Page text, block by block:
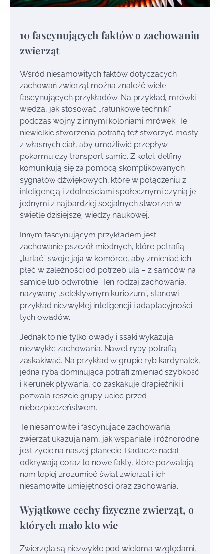
10 fascynujących faktów o zachowaniu
zwierząt
Wśród niesamowitych faktów dotyczących
zachowań zwierząt można znaleźć wiele
fascynujących przykładów. Na przykład, mrówki
wiedzą, jak stosować „ratunkowe techniki”
podczas wojny z innymi koloniami mrówek. Te
niewielkie stworzenia potrafią też stworzyć mosty
z własnych ciał, aby umożliwić przepływ
pokarmu czy transport samic. Z kolei, delfiny
komunikują się za pomocą skomplikowanych
sygnałów dźwiękowych, które w połączeniu z
inteligencją i zdolnościami społecznymi czynią je
jednymi z najbardziej socjalnych stworzeń w
świetle dzisiejszej wiedzy naukowej.
Innym fascynującym przykładem jest
zachowanie pszczół miodnych, które potrafią
„turlać” swoje jaja w komórce, aby zmieniać ich
płeć w zależności od potrzeb ula – z samców na
samice lub odwrotnie. Ten rodzaj zachowania,
nazywany „selektywnym kuriozum”, stanowi
przykład niezwykłej inteligencji i adaptacyjności
tych owadów.
Jednak to nie tylko owady i ssaki wykazują
niezwykłe zachowania. Nawet ryby potrafią
zaskakiwać. Na przykład w grupie ryb kardynalek,
jedna ryba dominująca potrafi zmieniać szybkość
i kierunek pływania, co zaskakuje drapieżniki i
pozwala reszcie grupy uciec przed
niebezpieczeństwem.
Te niesamowite i fascynujące zachowania
zwierząt ukazują nam, jak wspaniałe i różnorodne
jest życie na naszej planecie. Badacze nadal
odkrywają coraz to nowe fakty, które pozwalają
nam lepiej zrozumieć świat zwierząt i ich
niesamowite umiejętności oraz zachowania.
Wyjątkowe cechy fizyczne zwierząt, o
których mało kto wie
Zwierzęta są niezwykłe pod wieloma względami,